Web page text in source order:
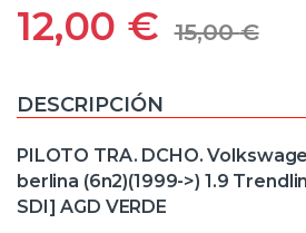
12,00 € 15,00€
DESCRIPCIÓN
PILOTO TRA. DCHO.
berlina (6n2)(1999->) 1.9
SDI] AGD VERDE